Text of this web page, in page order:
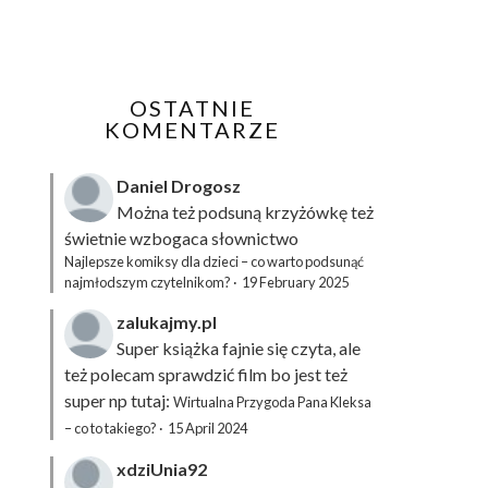
OSTATNIE
KOMENTARZE
Daniel Drogosz
Można też podsuną krzyżówkęteż
świetnie wzbogaca słownictwo
Najlepsze komiksy dla dzieci – co warto podsunąć
najmłodszym czytelnikom? · 19 February 2025
zalukajmy.pl
Super książka fajnie się czyta, ale
też polecam sprawdzić film bo jest też
super np tutaj: Wirtualna Przygoda Pana Kleksa
– co to takiego? · 15 April 2024
xdziUnia92